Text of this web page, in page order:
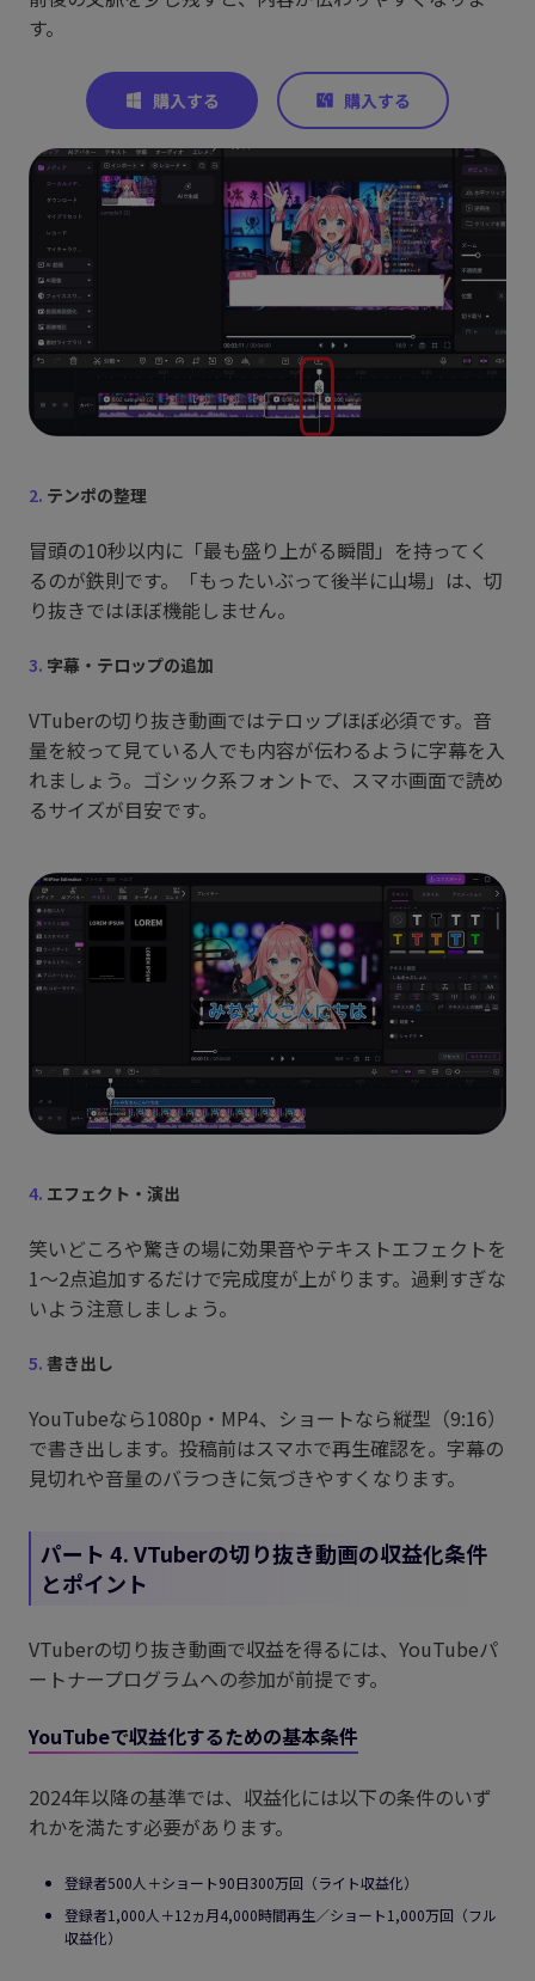
す。
2. テンポの整理
冒頭の10秒以内に「最も盛り上がる瞬間」を持ってく
るのが鉄則です。「もったいぶって後半に山場」は、切
り抜きではほぼ機能しません。
3. 字幕・テロップの追加
VTuberの切り抜き動画ではテロップほぼ必須です。音
量を絞って見ている人でも内容が伝わるように字幕を入
れましょう。ゴシック系フォントで、スマホ画面で読め
るサイズが目安です。
4. エフェクト・演出
笑いどころや驚きの場に効果音やテキストエフェクトを
1〜2点追加するだけで完成度が上がります。過剰すぎな
いよう注意しましょう。
5. 書き出し
YouTubeなら1080p・MP4、ショートなら縦型（9:16）
で書き出します。投稿前はスマホで再生確認を。字幕の
見切れや音量のバラつきに気づきやすくなります。
パート 4. VTuberの切り抜き動画の収益化条件
とポイント
VTuberの切り抜き動画で収益を得るには、YouTubeパ
ートナープログラムへの参加が前提です。
YouTubeで収益化するための基本条件
2024年以降の基準では、収益化には以下の条件のいず
れかを満たす必要があります。
登録者500人＋ショート90日300万回（ライト収益化）
登録者1,000人＋12ヵ月4,000時間再生／ショート1,000万回（フル
収益化）